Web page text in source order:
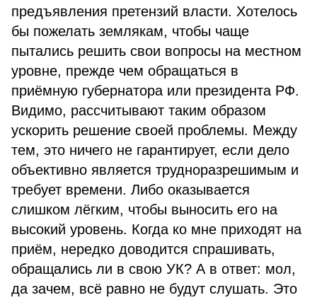
предъявления претензий власти. Хотелось
бы пожелать землякам, чтобы чаще
пытались решить свои вопросы на местном
уровне, прежде чем обращаться в
приёмную губернатора или президента РФ.
Видимо, рассчитывают таким образом
ускорить решение своей проблемы. Между
тем, это ничего не гарантирует, если дело
объективно является трудноразрешимым и
требует времени. Либо оказывается
слишком лёгким, чтобы выносить его на
высокий уровень. Когда ко мне приходят на
приём, нередко доводится спрашивать,
обращались ли в свою УК? А в ответ: мол,
да зачем, всё равно не будут слушать. Это